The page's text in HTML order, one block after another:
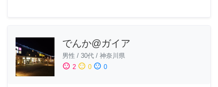
でんか@ガイア
男性 / 30代 / 神奈川県
sentiment_satisfied 2 sentiment_neutral 0 sentiment_dissatisfied 0